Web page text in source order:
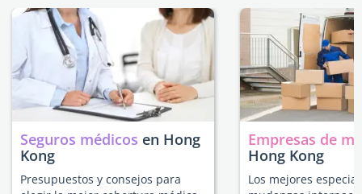
Seguros médicos en Hong
Kong
Presupuestos y consejos para
Empresas de
Hong Kong
Los mejores